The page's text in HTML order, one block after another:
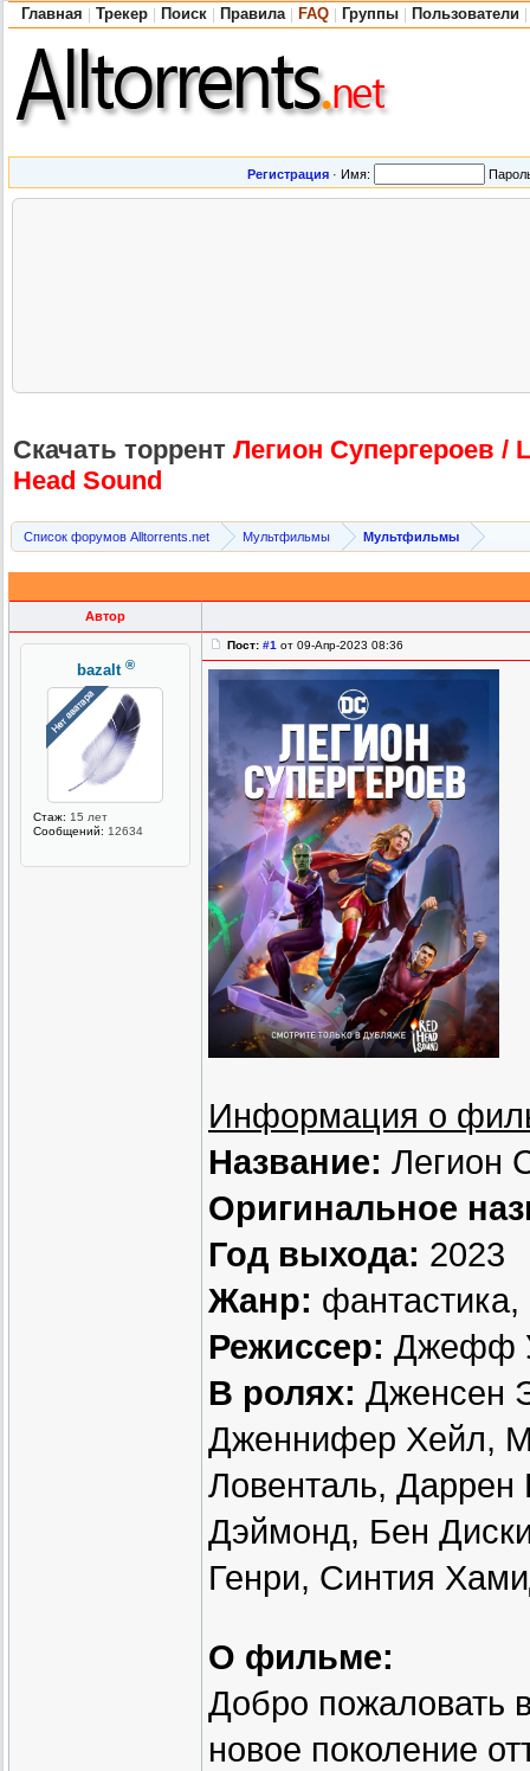
Главная Трекер Поиск Правила FAQ Группы Пользователи
Регистрация · Имя:
Скачать торрент Легион Супергероев /
Head Sound
Список форумов Alltorrents.net Мультфильмы Мультфильмы
Автор
bazalt ®
Стаж: 15 лет
Сообщений: 12634
Пост: #1 от 09-Апр-2023 08:36
Информация о
Название: Легион
Оригинальное
Год выхода: 2023
Жанр: фантастика,
Режиссер: Джефф
В ролях: Дженсен
Дженнифер Хейл,
Ловенталь, Даррен
Дэймонд, Бен
Генри, Синтия
О фильме:
Добро пожаловать
новое поколение